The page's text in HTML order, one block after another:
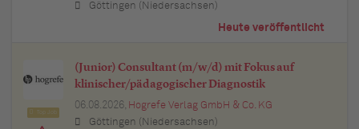
Göttingen (Niedersachsen)
Heute veröffentlicht
(Junior) Consultant (m/w/d) mit Fokus auf
klinischer/pädagogischer Diagnostik
06.08.2026, Hogrefe Verlag GmbH & Co. KG
Göttingen (Niedersachsen)